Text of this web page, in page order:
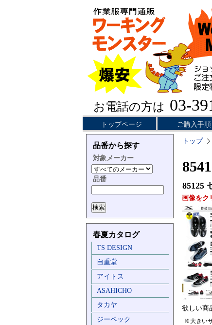
お電話の方は 03-
トップページ ご購入手順
品番から探す
対象メーカー
品番
春夏カタログ
TS DESIGN
自重堂
アイトス
ASAHICHO
タカヤ
ジーベック
トップ
85125
画像をク
欲しい商
※大きい